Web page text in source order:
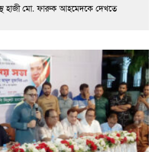
হাজী মো. ফারুক আহমেদকে দেখতে